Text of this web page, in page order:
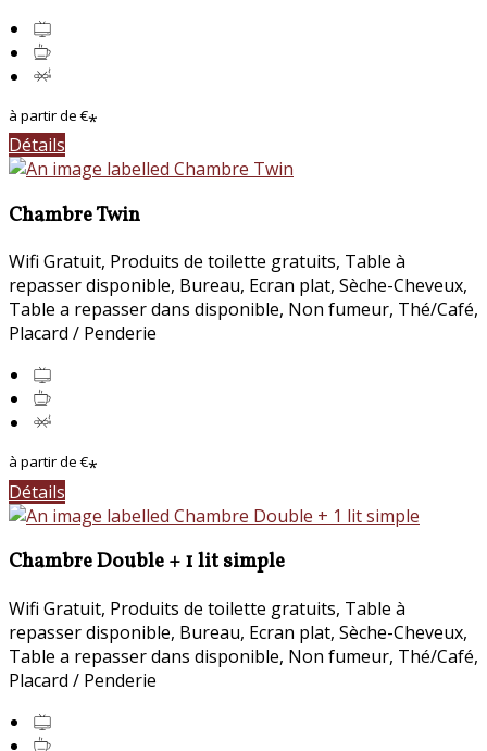
à partir de €*
Détails
Chambre Twin
Wifi Gratuit, Produits de toilette gratuits, Table à
repasser disponible, Bureau, Ecran plat, Sèche-Cheveux,
Table a repasser dans disponible, Non fumeur, Thé/Café,
Placard / Penderie
à partir de €*
Détails
Chambre Double + 1 lit simple
Wifi Gratuit, Produits de toilette gratuits, Table à
repasser disponible, Bureau, Ecran plat, Sèche-Cheveux,
Table a repasser dans disponible, Non fumeur, Thé/Café,
Placard / Penderie